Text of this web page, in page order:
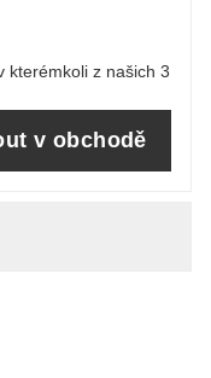
kterémkoli z našich 3
v obchodě